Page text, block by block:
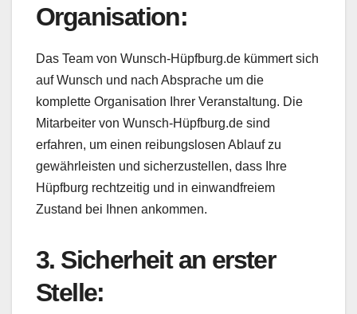
Organisation:
Das Team von Wunsch-Hüpfburg.de kümmert sich
auf Wunsch und nach Absprache um die
komplette Organisation Ihrer Veranstaltung. Die
Mitarbeiter von Wunsch-Hüpfburg.de sind
erfahren, um einen reibungslosen Ablauf zu
gewährleisten und sicherzustellen, dass Ihre
Hüpfburg rechtzeitig und in einwandfreiem
Zustand bei Ihnen ankommen.
3. Sicherheit an erster
Stelle: